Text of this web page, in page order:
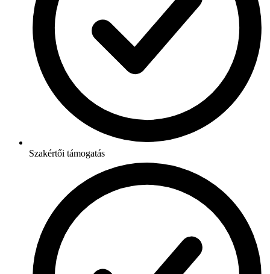
Szakértői támogatás